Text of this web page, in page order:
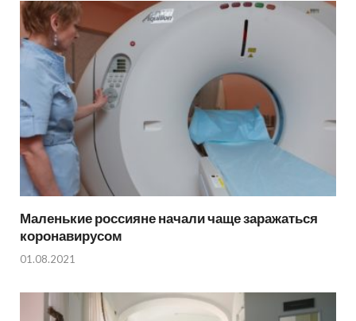
Маленькие россияне начали чаще заражаться
коронавирусом
01.08.2021